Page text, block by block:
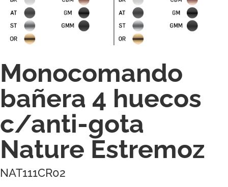
Monocomando
bañera 4 huecos
c/anti-gota
Nature Estremoz
NAT111CR02